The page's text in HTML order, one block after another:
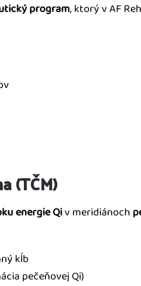
program, ktorý v AF
(TČM)
energie Qiv meridiánoch
kĺb
pečeňovej Qi)